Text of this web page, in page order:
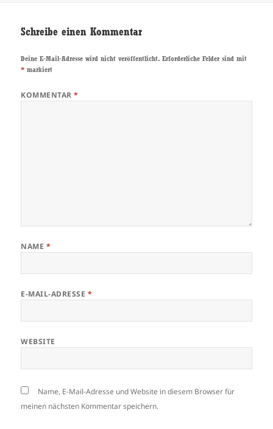
Schreibe einen Kommentar
Deine E-Mail-Adresse wird nicht veröffentlicht. Erforderliche Felder sind mit
* markiert
KOMMENTAR*
NAME *
E-MAIL-ADRESSE *
WEBSITE
Name, E-Mail-Adresse und Website in diesem Browser für
meinen nächsten Kommentar speichern.